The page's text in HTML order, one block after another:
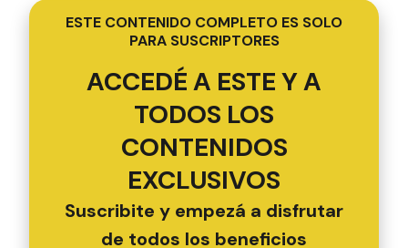
ESTE CONTENIDO COMPLETO ES SOLO
PARA SUSCRIPTORES
ACCEDÉ A ESTE Y A
TODOS LOS
CONTENIDOS
EXCLUSIVOS
Suscribite y empezá a disfrutar
de todos los beneficios